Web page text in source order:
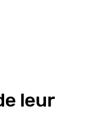
leur